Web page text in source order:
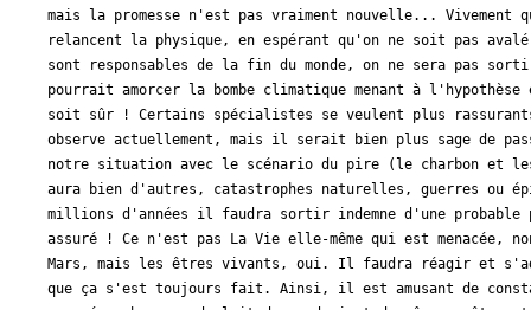
mais la promesse n'est pas vraiment nouvelle... Vivement
relancent la physique, en espérant qu'on ne soit pas
sont responsables de la fin du monde, on ne sera pas
pourrait amorcer la bombe climatique menant à
soit sûr ! Certains spécialistes se veulent plus rassurants
observe actuellement, mais il serait bien plus sage de
notre situation avec le scénario du pire (le charbon et
aura bien d'autres, catastrophes naturelles, guerres ou
millions d'années il faudra sortir indemne d'une
assuré ! Ce n'est pas La Vie elle-même qui est
Mars, mais les êtres vivants, oui. Il faudra réagir et
que ça s'est toujours fait. Ainsi, il est amusant de